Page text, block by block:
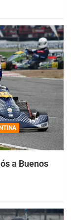
a Buenos